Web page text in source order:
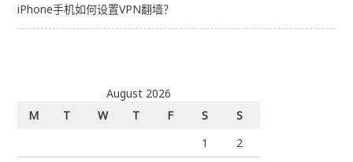
iPhone手机如何设置VPN翻墙？
August 2026
M
T W T F S
S
1
2